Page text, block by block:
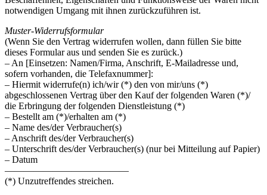
notwendigen Umgang mit ihnen zurückzuführen ist.
Muster-Widerrufsformular
(Wenn Sie den Vertrag widerrufen wollen, dann füllen Sie bitte
dieses Formular aus und senden Sie es zurück.)
– An [Einsetzen: Namen/Firma, Anschrift, E-Mailadresse und,
sofern vorhanden, die Telefaxnummer]:
– Hiermit widerrufe(n) ich/wir (*) den von mir/uns (*)
abgeschlossenen Vertrag über den Kauf der folgenden Waren (*)/
die Erbringung der folgenden Dienstleistung (*)
– Bestellt am (*)/erhalten am (*)
– Name des/der Verbraucher(s)
– Anschrift des/der Verbraucher(s)
– Unterschrift des/der Verbraucher(s) (nur bei Mitteilung auf Papier)
– Datum
—————————————
(*) Unzutreffendes streichen.